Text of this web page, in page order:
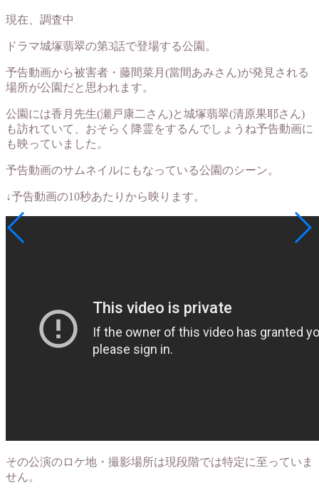
現在、調査中
ドラマ城塚翡翠の第3話で登場する公園。
予告動画から被害者・藤間菜月(當間あみさん)が発見される
場所が公園だと思われます。
公園には香月先生(瀬戸康二さん)と城塚翡翠(清原果耶さん)
も訪れていて、おそらく降霊をするんでしょうね予告動画に
も映っていました。
予告動画のサムネイルにもなっている公園のシーン。
↓予告動画の10秒あたりから映ります。
その公演のロケ地・撮影場所は現段階では特定に至っていま
せん。